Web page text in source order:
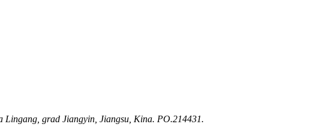
Lingang, grad Jiangyin, Jiangsu, Kina. PO.214431.